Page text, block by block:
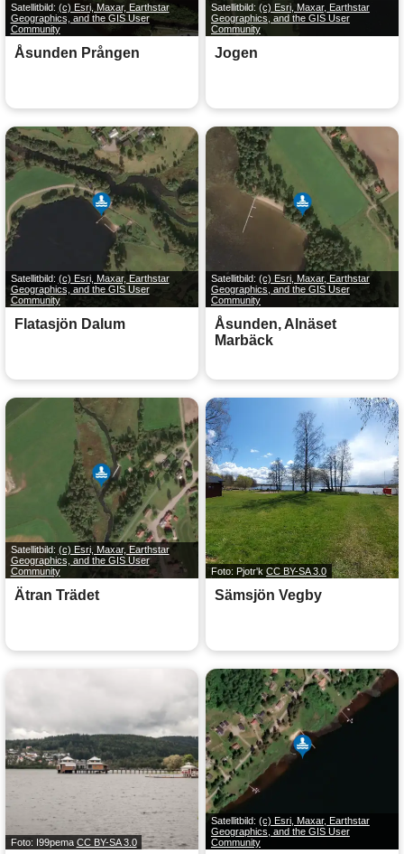
Satellitbild: (c) Esri, Maxar, Earthstar
Geographics, and the GIS User
Community
Åsunden Prången
Satellitbild: (c) Esri, Maxar, Earthstar
Geographics, and the GIS User
Community
Jogen
Satellitbild: (c) Esri, Maxar, Earthstar
Geographics, and the GIS User
Community
Flatasjön Dalum
Satellitbild: (c) Esri, Maxar, Earthstar
Geographics, and the GIS User
Community
Åsunden, Alnäset
Marbäck
Satellitbild: (c) Esri, Maxar, Earthstar
Geographics, and the GIS User
Community
Ätran Trädet
Foto: Pjotr'k CC BY-SA 3.0
Sämsjön Vegby
Foto: I99pema CC BY-SA 3.0
Satellitbild: (c) Esri, Maxar, Earthstar
Geographics, and the GIS User
Community